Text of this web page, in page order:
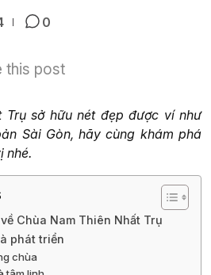
0
this post
Trụ sở hữu nét đẹp được ví như
Sài Gòn, hãy cùng khám phá
nhé.
Chùa Nam Thiên Nhất Trụ
phát triển
chùa